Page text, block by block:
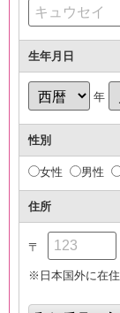
生年月日
年
性別
女性 男性
住所
〒
※日本国外に在